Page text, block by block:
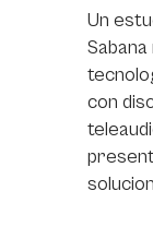
Un
con